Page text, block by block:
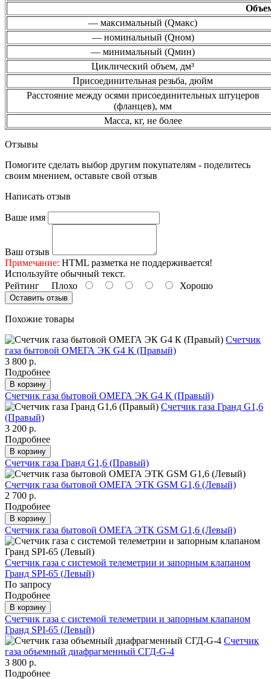
— максимальный (Qмакс)
— номинальный (Qном)
— минимальный (Qмин)
Циклический объем, дм³
Присоединительная резьба, дюйм
Расстояние между осями присоединительных штуцеров
(фланцев), мм
Масса, кг, не более
Отзывы
Помогите сделать выбор другим покупателям - поделитесь
своим мнением, оставьте свой отзыв
Написать отзыв
Ваше имя
Ваш отзыв
Примечание: HTML разметка не поддерживается!
Используйте обычный текст.
Рейтинг Плохо Хорошо
Оставить отзыв
Похожие товары
Счетчик
газа бытовой ОМЕГА ЭК G4 К (Правый)
3 800 р.
Подробнее
В корзину
Счетчик газа бытовой ОМЕГА ЭК G4 К (Правый)
Счетчик газа Гранд G1,6
(Правый)
3 200 р.
Подробнее
В корзину
Счетчик газа Гранд G1,6 (Правый)
Счетчик газа бытовой ОМЕГА ЭТК GSM G1,6 (Левый)
2 700 р.
Подробнее
В корзину
Счетчик газа бытовой ОМЕГА ЭТК GSM G1,6 (Левый)
Счетчик газа с системой телеметрии и запорным клапаном
Гранд SPI-65 (Левый)
По запросу
Подробнее
В корзину
Счетчик газа с системой телеметрии и запорным клапаном
Гранд SPI-65 (Левый)
Счетчик
газа объемный диафрагменный СГД-G-4
3 800 р.
Подробнее